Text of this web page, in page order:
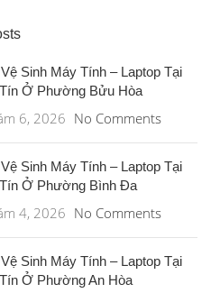
Sinh Máy Tính – Laptop Tại
Ở Phường Bửu Hòa
6, 2026 No Comments
Sinh Máy Tính – Laptop Tại
Ở Phường Bình Đa
4, 2026 No Comments
Sinh Máy Tính – Laptop Tại
Ở Phường An Hòa